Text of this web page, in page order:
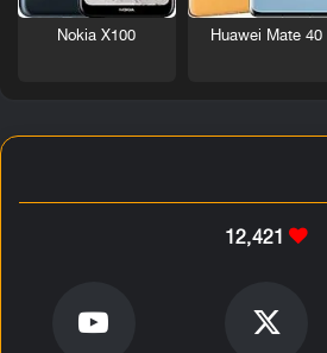
Huawei Mate 40
Nokia X100
12٬421